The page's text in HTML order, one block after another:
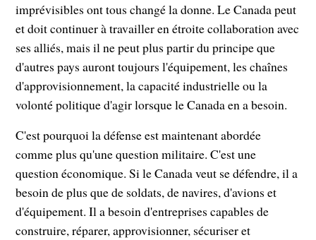
imprévisibles ont tous changé la donne. Le Canada peut
et doit continuer à travailler en étroite collaboration avec
ses alliés, mais il ne peut plus partir du principe que
d'autres pays auront toujours l'équipement, les chaînes
d'approvisionnement, la capacité industrielle ou la
volonté politique d'agir lorsque le Canada en a besoin.
C'est pourquoi la défense est maintenant abordée
comme plus qu'une question militaire. C'est une
question économique. Si le Canada veut se défendre, il a
besoin de plus que de soldats, de navires, d'avions et
d'équipement. Il a besoin d'entreprises capables de
construire, réparer, approvisionner, sécuriser et